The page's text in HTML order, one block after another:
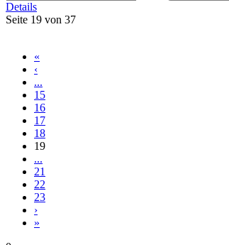
Details
Seite 19 von 37
«
‹
...
15
16
17
18
19
...
21
22
23
›
»